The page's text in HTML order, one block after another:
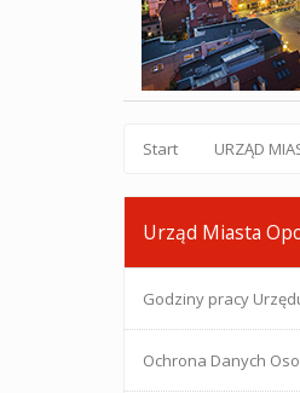
Start URZĄD
Urząd Miasta
Godziny pracy
Ochrona Danych